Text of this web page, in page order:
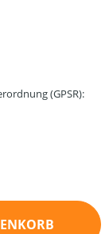
(GPSR):